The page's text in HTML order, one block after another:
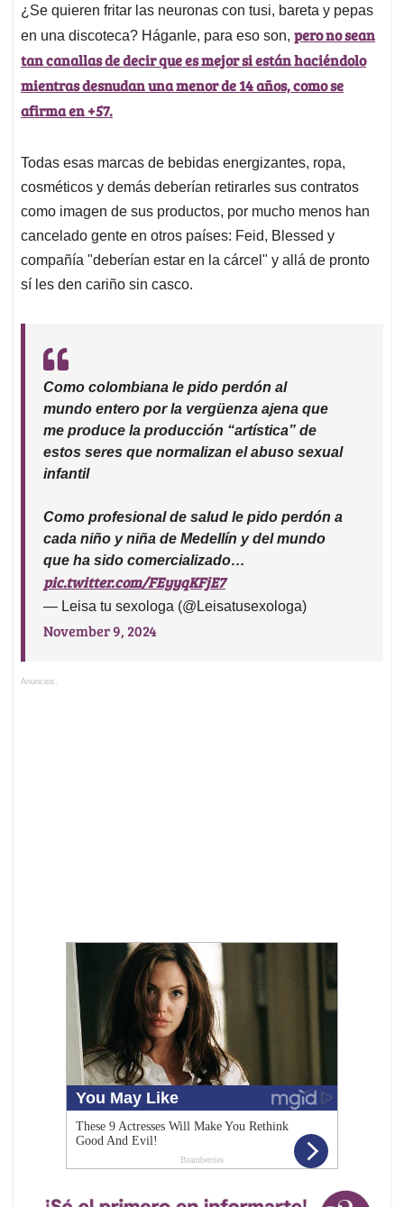
¿Se quieren fritar las neuronas con tusi, bareta y pepas
en una discoteca? Háganle, para eso son, pero no sean
tan canallas de decir que es mejor si están haciéndolo
mientras desnudan una menor de 14 años, como se
afirma en +57.
Todas esas marcas de bebidas energizantes, ropa,
cosméticos y demás deberían retirarles sus contratos
como imagen de sus productos, por mucho menos han
cancelado gente en otros países: Feid, Blessed y
compañía "deberían estar en la cárcel" y allá de pronto
sí les den cariño sin casco.
Como colombiana le pido perdón al
mundo entero por la vergüenza ajena que
me produce la producción “artística” de
estos seres que normalizan el abuso sexual
infantil
Como profesional de salud le pido perdón a
cada niño y niña de Medellín y del mundo
que ha sido comercializado…
pic.twitter.com/FEyyqKFjE7
— Leisa tu sexologa (@Leisatusexologa)
November 9, 2024
Anuncios.